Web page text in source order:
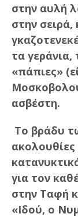
στην αυλή
στην σειρά,
τα γεράνια,
«πάπιες»
ασβέστη.
Το βράδυ
για τον
στην Ταφή
«Ιδού, ο